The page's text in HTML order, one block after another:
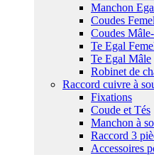
Manchon
Coudes
Coudes
Te Egal
Te Egal Mâle
Robinet de
Raccord cuivre à
Fixations
Coude et Tés
Manchon à
Raccord 3
Accessoires